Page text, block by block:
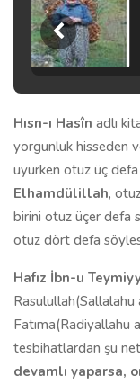
Hısn-ı Hasîn adlı
yorgunluk hisseden
uyurken otuz üç defa
Elhamdülillah,
birini otuz üçer defa
otuz dört defa
Hafız İbn-u
Fatıma(Radiyallahu
tesbihatlardan şu
devamlı yaparsa,